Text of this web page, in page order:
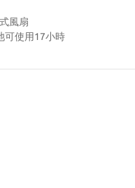
風扇
可使用17小時